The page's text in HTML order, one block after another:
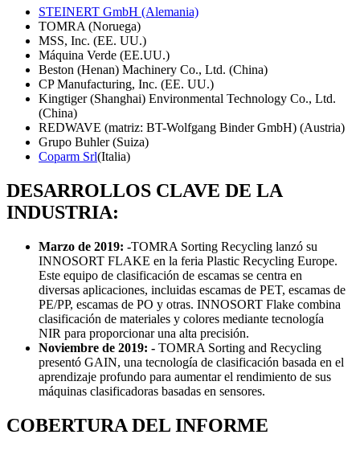
STEINERT GmbH (Alemania)
TOMRA (Noruega)
MSS, Inc. (EE. UU.)
Máquina Verde (EE.UU.)
Beston (Henan) Machinery Co., Ltd. (China)
CP Manufacturing, Inc. (EE. UU.)
Kingtiger (Shanghai) Environmental Technology Co., Ltd.
(China)
REDWAVE (matriz: BT-Wolfgang Binder GmbH) (Austria)
Grupo Buhler (Suiza)
Coparm Srl(Italia)
DESARROLLOS CLAVE DE LA
INDUSTRIA:
Marzo de 2019: -TOMRA Sorting Recycling lanzó su
INNOSORT FLAKE en la feria Plastic Recycling Europe.
Este equipo de clasificación de escamas se centra en
diversas aplicaciones, incluidas escamas de PET, escamas de
PE/PP, escamas de PO y otras. INNOSORT Flake combina
clasificación de materiales y colores mediante tecnología
NIR para proporcionar una alta precisión.
Noviembre de 2019: - TOMRA Sorting and Recycling
presentó GAIN, una tecnología de clasificación basada en el
aprendizaje profundo para aumentar el rendimiento de sus
máquinas clasificadoras basadas en sensores.
COBERTURA DEL INFORME